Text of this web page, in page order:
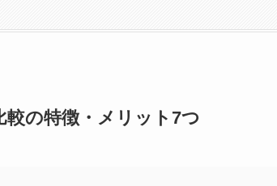
較の特徴・メリット7つ